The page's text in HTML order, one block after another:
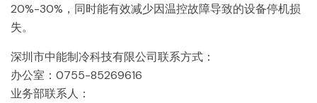
20%-30%，同时能有效减少因温控故障导致的设备停机损
失。
深圳市中能制冷科技有限公司联系方式：
办公室：0755-85269616
业务部联系人：